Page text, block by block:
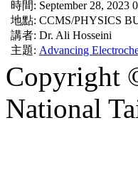
時間: September 28, 2023
地點: CCMS/PHYSICS
講者: Dr. Ali Hosseini
主題: Advancing
Copyright
National